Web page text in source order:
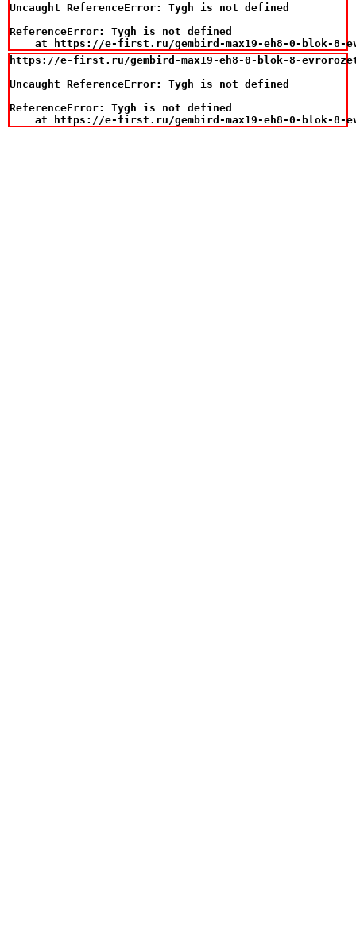
Uncaught ReferenceError: Tygh is not defined
ReferenceError: Tygh is not defined
at https://e-first.ru/gembird-max19-eh8-0-blok-
https://e-first.ru/gembird-max19-eh8-0-blok-8-
Uncaught ReferenceError: Tygh is not defined
ReferenceError: Tygh is not defined
at https://e-first.ru/gembird-max19-eh8-0-blok-